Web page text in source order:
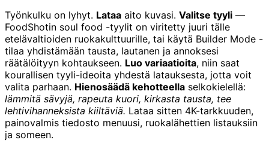
Työnkulku on lyhyt. Lataa aito kuvasi. Valitse tyyli —
FoodShotin soul food -tyylit on viritetty juuri tälle
etelävaltioiden ruokakulttuurille, tai käytä Builder Mode -
tilaa yhdistämään tausta, lautanen ja annoksesi
räätälöityyn kohtaukseen. Luo variaatioita, niin saat
kourallisen tyyli-ideoita yhdestä latauksesta, jotta voit
valita parhaan. Hienosäädä kehotteella selkokielellä:
lämmitä sävyjä, rapeuta kuori, kirkasta tausta, tee
lehtivihanneksista kiiltäviä. Lataa sitten 4K-tarkkuuden,
painovalmis tiedosto menuusi, ruokalähettien listauksiin
ja someen.